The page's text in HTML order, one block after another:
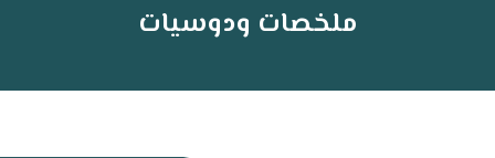
ملخصات ودوسيات